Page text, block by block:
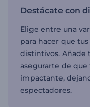
Destácate con
Elige entre una
para hacer que
distintivos. Añade
asegurarte de
impactante,
espectadores.